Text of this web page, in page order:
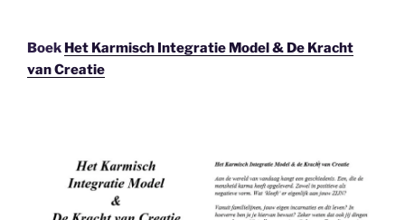
Boek Het Karmisch Integratie Model & De Kracht
van Creatie